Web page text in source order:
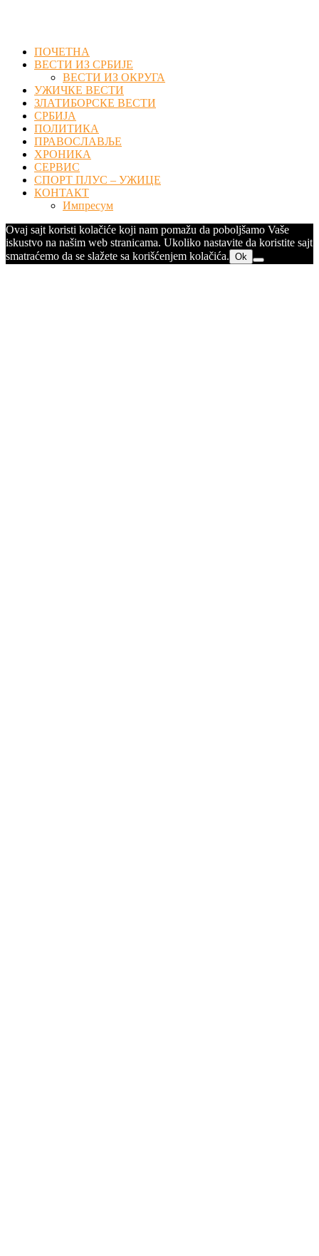
ПОЧЕТНА
ВЕСТИ ИЗ СРБИЈЕ
ВЕСТИ ИЗ ОКРУГА
УЖИЧКЕ ВЕСТИ
ЗЛАТИБОРСКЕ ВЕСТИ
СРБИЈА
ПОЛИТИКА
ПРАВОСЛАВЉЕ
ХРОНИКА
СЕРВИС
СПОРТ ПЛУС – УЖИЦЕ
КОНТАКТ
Импресум
Ovaj sajt koristi kolačiće koji nam pomažu da poboljšamo Vaše
iskustvo na našim web stranicama. Ukoliko nastavite da koristite sajt
smatraćemo da se slažete sa korišćenjem kolačića. Ok